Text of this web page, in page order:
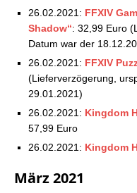
26.02.2021: FFXIV
Shadow“: 32,99 Euro
Datum war der
26.02.2021: FFXIV
(Lieferverzögerung,
29.01.2021)
26.02.2021: Kingdom
57,99 Euro
26.02.2021: Kingdom
März 2021